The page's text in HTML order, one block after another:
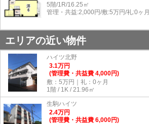
5階/1R/16.25㎡
管理・共益:2,000円/敷:5万円/礼:0ヶ月
エリアの近い物件
ハイツ北野
3.1万円
(管理費・共益費 4,000円)
敷：5万円｜礼：0ヶ月
1階 / 1K / 21.96㎡
生駒ハイツ
2.4万円
(管理費・共益費 6,000円)